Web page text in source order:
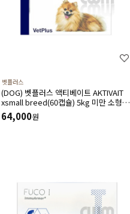
벳플러스
(DOG) 벳플러스 액티베이트 AKTIVAIT
xsmall breed(60캡슐) 5kg 미만 소형견
용 복합항산화제/두뇌영양공급,인지력상
승
64,000원